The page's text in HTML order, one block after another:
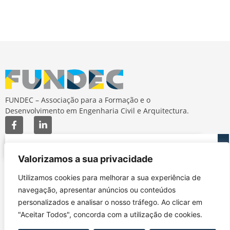
Valorizamos a sua privacidade
Utilizamos cookies para melhorar a sua experiência de
navegação, apresentar anúncios ou conteúdos
personalizados e analisar o nosso tráfego. Ao clicar em
"Aceitar Todos", concorda com a utilização de cookies.
FUNDEC – Associação para a Formação e o
Desenvolvimento em Engenharia Civil e Arquitectura.
MAPA DO SITE
Subscrever Newsletter
Contactos
Google Maps
CONTACTOS
fundec@tecnico.ulisboa.pt
FUNDEC - IST - DECivil
Av. Rovisco Pais, 1049-